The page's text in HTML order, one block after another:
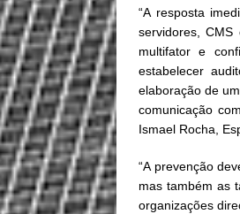
“A resposta
servidores, CMS
multifator e
estabelecer
elaboração de
comunicação
Ismael Rocha,
“A prevenção
mas também as
organizações